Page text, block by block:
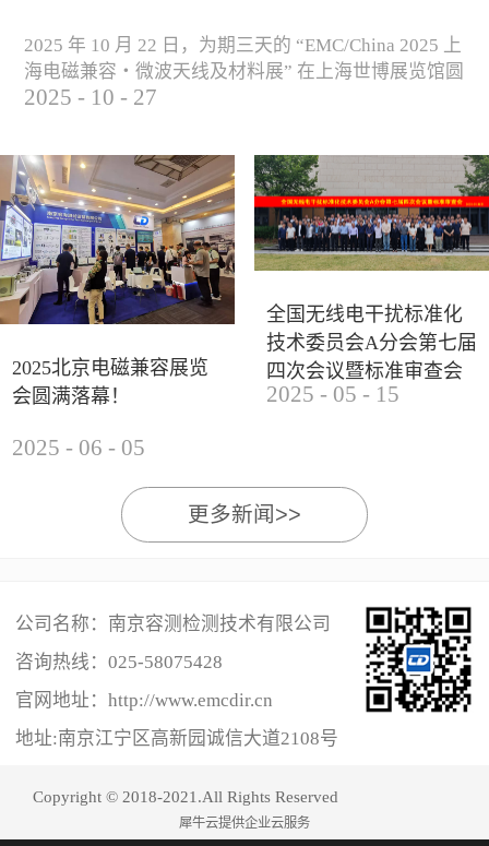
2025 年 10 月 22 日，为期三天的 “EMC/China 2025 上
海电磁兼容・微波天线及材料展” 在上海世博展览馆圆
满落下帷幕。作为电磁兼容领域的行业盛会，本届展
研讨及产品展示等多种形式，深入交流行业见解，踊
跃探索合作空间，为电磁兼容领域的高质量发展汇聚
了新动能。产品展示展会现场，公司展示了...
2025 - 10 - 27
2025北京电磁兼容展览
会圆满落幕！
2025 - 06 - 05
全国无线电干扰标准化
技术委员会A分会第七届
四次会议暨标准审查会
成功举办
2025 - 05 - 15
更多新闻>>
公司名称：南京容测检测技术有限公司
咨询热线： 025-58075428
官网地址：http://www.emcdir.cn
地址:南京江宁区高新园诚信大道2108号
Copyright © 2018-2021.All Rights Reserved
犀牛云提供企业云服务